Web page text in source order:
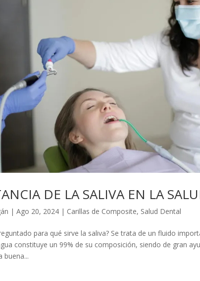
DE LA SALIVA EN LA
|Ago 20, 2024 | Carillas de Composite, Salud Dental
para qué sirve la saliva? Se trata de un fluido
constituye un 99% de su composición, siendo de gran
buena...